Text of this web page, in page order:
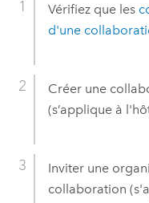
Vérifiez que les
d'une
Créer une
(s’applique à
Inviter une
collaboration